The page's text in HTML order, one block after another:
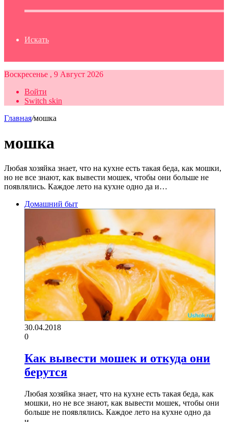
Искать
Воскресенье , 9 Август 2026
Войти
Switch skin
Главная/мошка
мошка
Любая хозяйка знает, что на кухне есть такая беда, как мошки,
но не все знают, как вывести мошек, чтобы они больше не
появлялись. Каждое лето на кухне одно да и…
Домашний быт
30.04.2018
0
Как вывести мошек и откуда они
берутся
Любая хозяйка знает, что на кухне есть такая беда, как
мошки, но не все знают, как вывести мошек, чтобы они
больше не появлялись. Каждое лето на кухне одно да